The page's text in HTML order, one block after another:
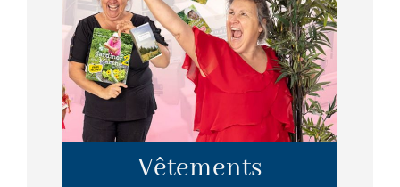
Vêtements